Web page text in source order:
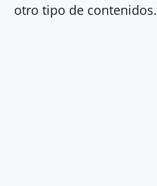
otro tipo de contenidos.